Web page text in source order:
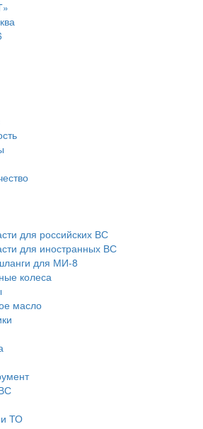
для российских ВС
для иностранных ВС
для МИ-8
колеса
масло
и ТО